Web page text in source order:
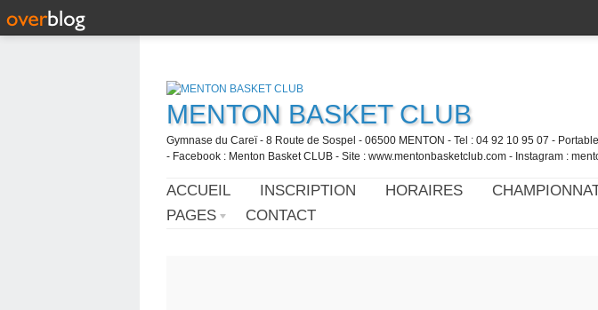
MENTON BASKET CLUB
Gymnase du Careï - 8 Route de Sospel - 06500 MENTON - Tel : 04 92 10 95 07 -
- Facebook : Menton Basket CLUB - Site : www.mentonbasketclub.com - Instagram :
ACCUEIL INSCRIPTION HORAIRES
PAGES
CONTACT